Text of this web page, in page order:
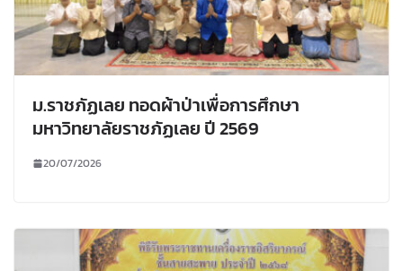
ม.ราชภัฏเลย ทอดผ้าป่าเพื่อการศึกษา
มหาวิทยาลัยราชภัฏเลย ปี 2569
20/07/2026